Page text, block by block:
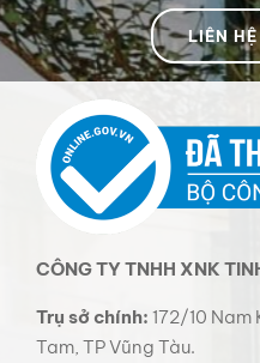
LIÊN
CÔNG TY TNHH XNK
Trụ sở chính: 172/10 Nam
Tam, TP Vũng Tàu.